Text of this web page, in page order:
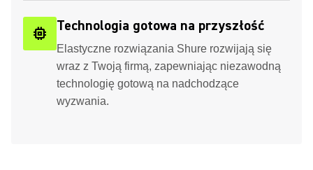
memory Technologia gotowa na przyszłość
Elastyczne rozwiązania Shure rozwijają się
wraz z Twoją firmą, zapewniając niezawodną
technologię gotową na nadchodzące
wyzwania.